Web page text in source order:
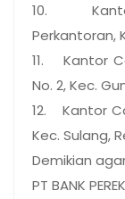
10.
Perkantoran,
11. Kantor
No. 2, Kec.
12. Kantor
Kec. Sulang,
Demikian
PT BANK